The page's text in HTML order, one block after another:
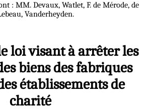
: MM. Devaux, Watlet, F. de Mérode, de
Vanderheyden.
loi visant à arrêter les
biens des fabriques
établissements de
charité